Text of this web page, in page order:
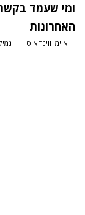
ומי שעמד
האחרונות
איימי ווינהאוס